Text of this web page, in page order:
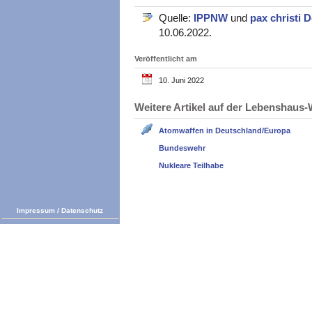
Quelle: IPPNW und pax christi
10.06.2022.
Veröffentlicht am
10. Juni 2022
Weitere Artikel auf der
Atomwaffen in Deutschland/Europa
Bundeswehr
Nukleare Teilhabe
Impressum / Datenschutz